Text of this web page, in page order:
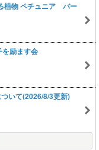
植物 ペチュニア バー
励ます会
いて(2026/8/3更新)